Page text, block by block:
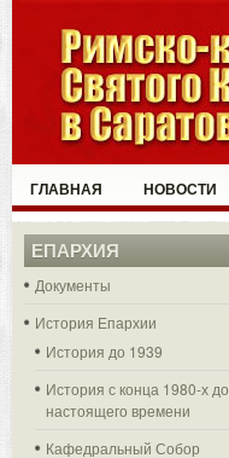
ГЛАВНАЯ НОВОСТИ
ЕПАРХИЯ
Документы
История Епархии
История до 1939
История с конца 1980-х до
настоящего времени
Кафедральный Собор